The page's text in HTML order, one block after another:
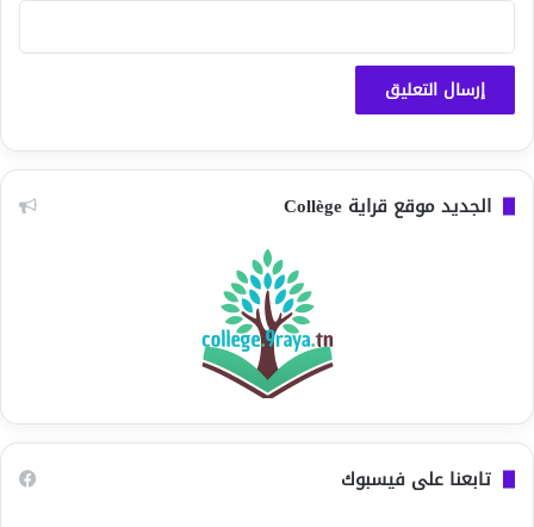
الجديد موقع قراية Collège
تابعنا على فيسبوك